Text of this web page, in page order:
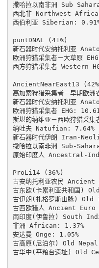
撒哈拉以南非洲 Sub
西北非 Northwest
西伯利亚 Siberian:
puntDNAL (41%)
新石器时代安纳托利亚
欧洲狩猎采集者－大草原
西方狩猎采集者 Western
AncientNearEast13
高加索狩猎采集者－早期欧
新石器时代安纳托利亚
欧洲狩猎采集者 EHG:
斯堪的纳维亚－西欧狩猎采
纳吐夫 Natufian: 7.64%
新石器时代伊朗 Iran-
撒哈拉以南非洲 Sub-
原始印度人 Ancestral-
ProLi14 (36%)
古安纳托利亚农民
古东欧(卡累利亚共和国)
古伊朗(扎格罗斯山脉)
古西欧猎人 Ancient
南印度(伊鲁拉) South
非洲 African: 1.37%
安达曼 Onge: 1.05%
古高原(尼泊尔) Old
古华中(平粮台遗址)